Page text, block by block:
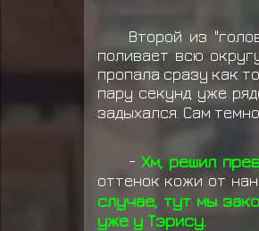
Второй из
поливает всю
пропала сразу как
пару секунд уже
задыхался. Сам
- Хм, решил
оттенок кожи от
случае, тут мы
уже у Тэрису.